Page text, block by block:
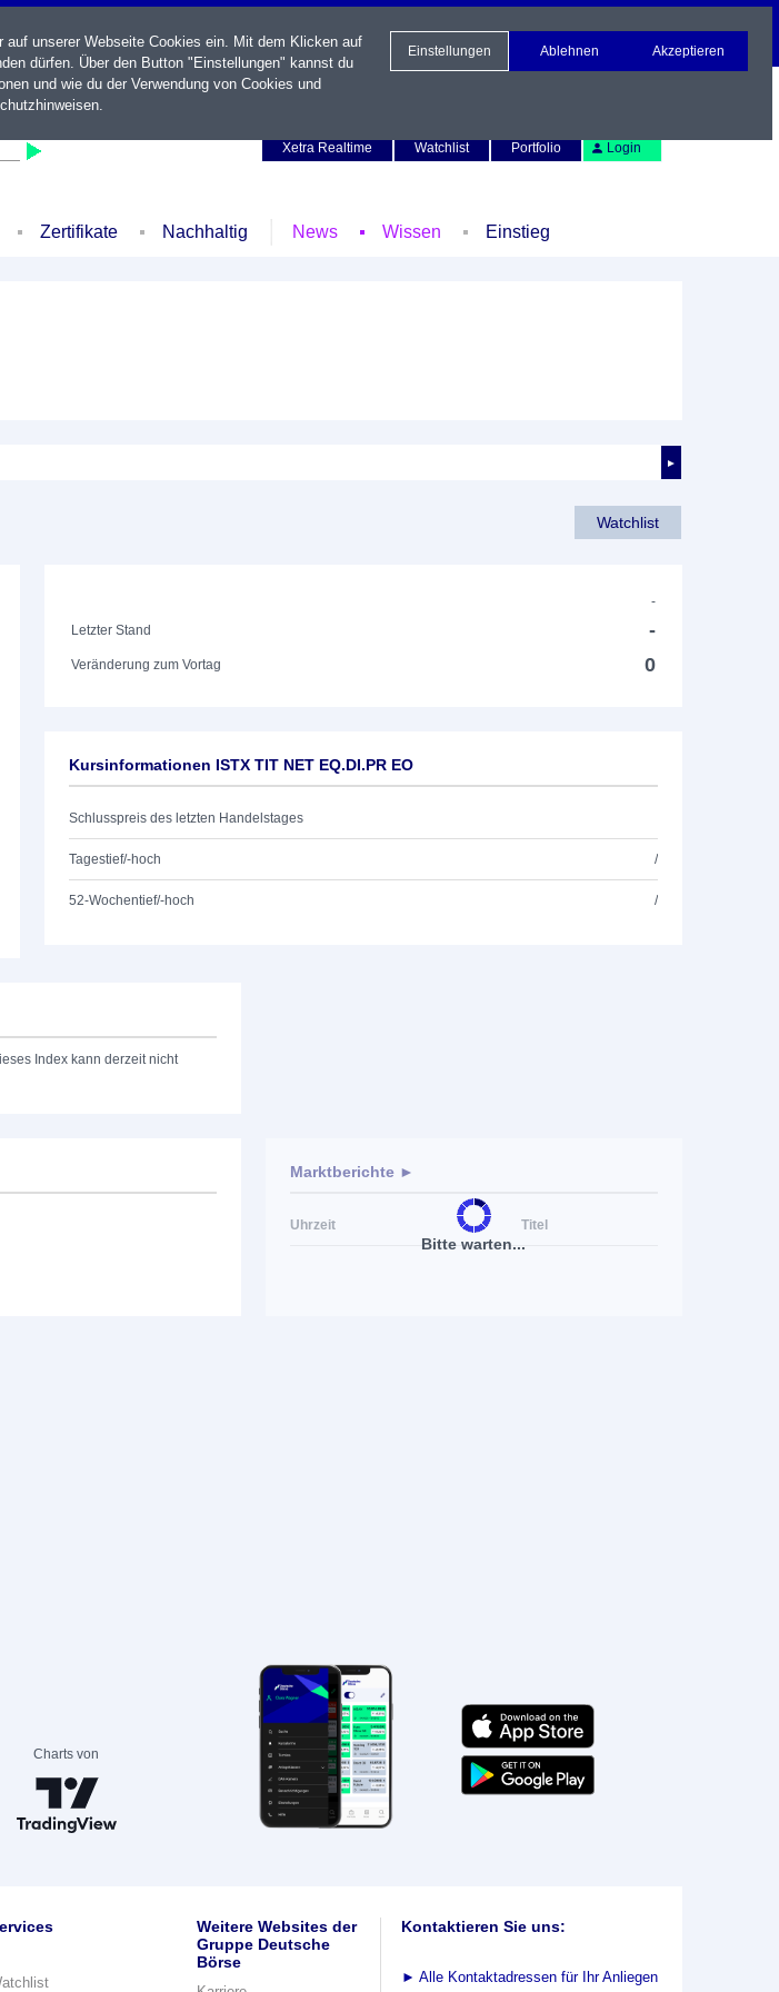
Xetra Realtime
Watchlist Portfolio Login
Zertifikate Nachhaltig News Wissen Einstieg
►
Watchlist
-
Letzter Stand
-
Veränderung zum Vortag 0
Kursinformationen ISTX TIT NET EQ.DI.PR EO
Schlusspreis des letzten Handelstages
Tagestief/-hoch /
52-Wochentief/-hoch /
Index kann derzeit nicht
Bitte warten...
Marktberichte ►
Uhrzeit Titel
unserer Webseite Cookies ein. Mit dem Klicken auf
dürfen. Über den Button "Einstellungen" kannst du
und wie du der Verwendung von Cookies und
.
Einstellungen Ablehnen Akzeptieren
Charts von
Weitere Websites der
Gruppe Deutsche
Börse
Kontaktieren Sie uns:
► Alle Kontaktadressen für Ihr Anliegen